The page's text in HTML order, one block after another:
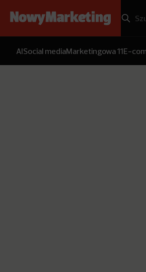
AISocial mediaMarketingowa 11E-